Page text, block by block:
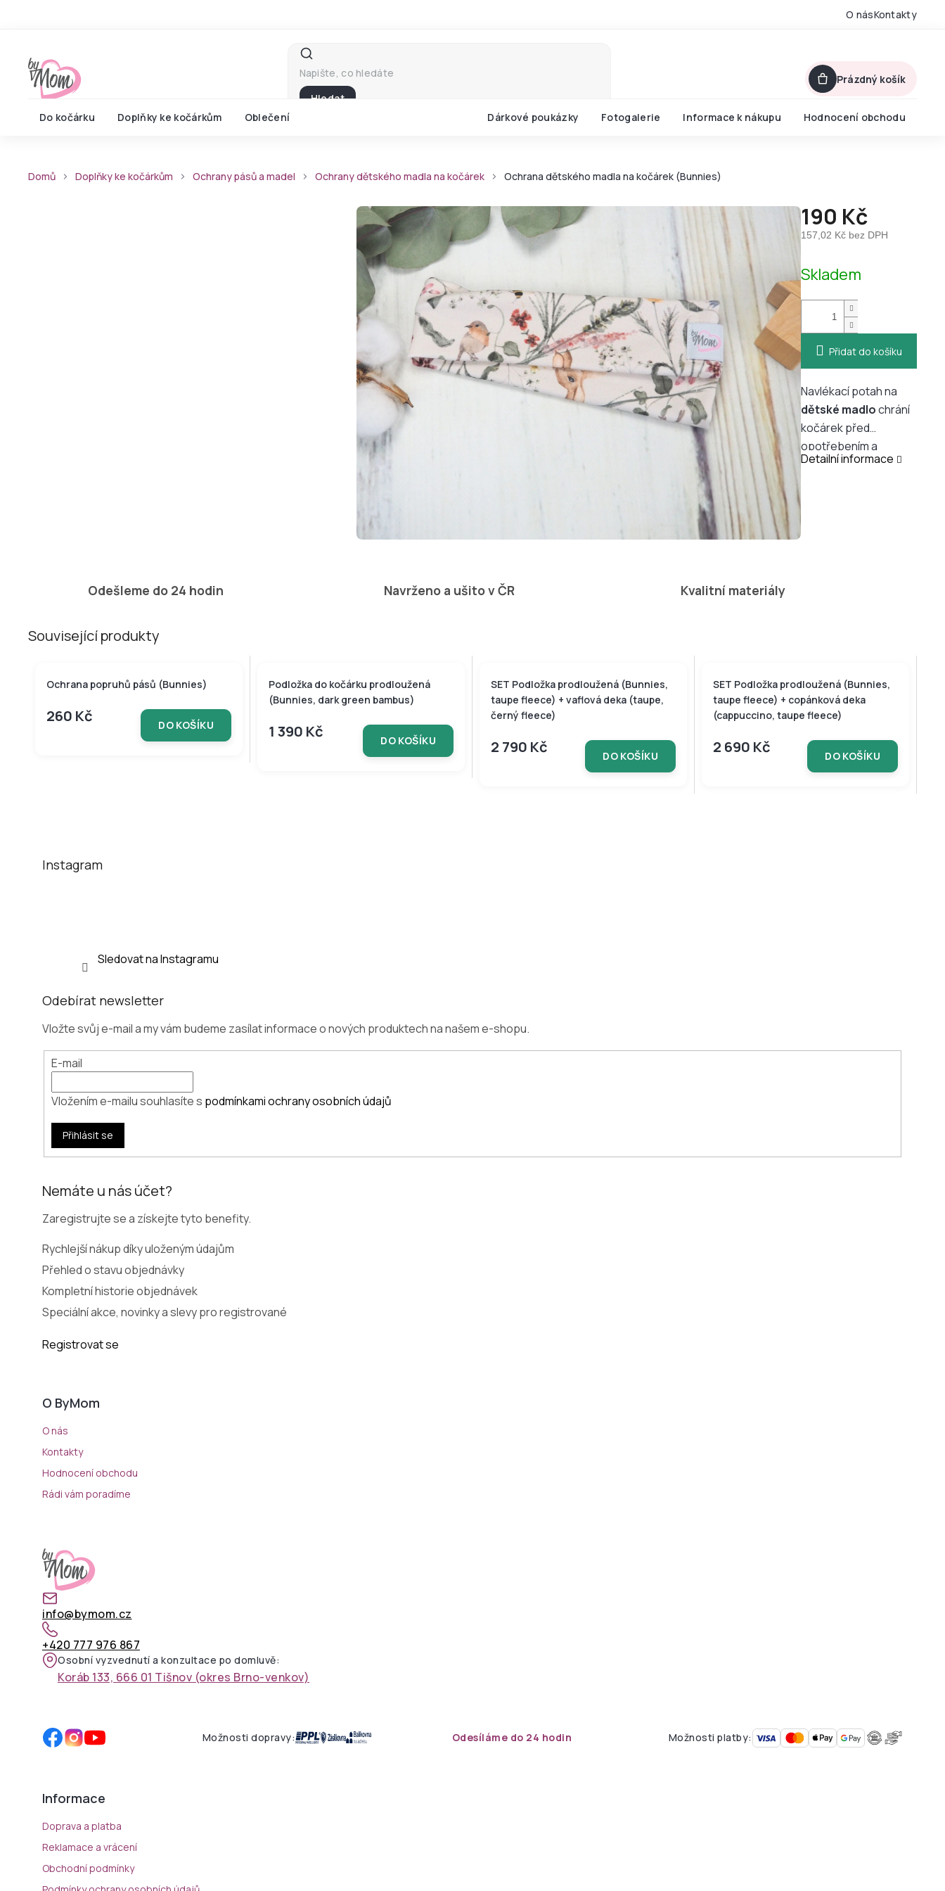
O násKontakty
Hledat
Prázdný košík
Do kočárku Doplňky ke kočárkům Oblečení Dárkové poukázky Fotogalerie Informace k nákupu Hodnocení obchodu
Domů Doplňky ke kočárkům Ochrany pásů a madel Ochrany dětského madla na kočárek Ochrana dětského madla na kočárek (Bunnies)
190 Kč
157,02 Kč bez DPH
cena:
Skladem
Přidat do košíku
Navlékací potah na
dětské madlochrání
kočárek před
opotřebením a
snadno ho sladíte s
Detailní informace
Odešleme do 24 hodin Navrženo a ušito v ČR Kvalitní materiály
Související produkty
Ochrana popruhů pásů (Bunnies)
260 Kč DO KOŠÍKU
BAMBUSOVÁ KOLEKCE
Podložka do kočárku prodloužená
(Bunnies, dark green bambus)
1 390 Kč DO KOŠÍKU
SET Podložka prodloužená (Bunnies,
taupe fleece) + vaflová deka (taupe,
černý fleece)
2 790 Kč DO KOŠÍKU
SET Podložka prodloužená (Bunnies,
taupe fleece) + copánková deka
(cappuccino, taupe fleece)
2 690 Kč DO KOŠÍKU
Instagram
Sledovat na Instagramu
Odebírat newsletter
Vložte svůj e-mail a my vám budeme zasílat informace o nových produktech na našem e-shopu.
E-mail
Vložením e-mailu souhlasíte s podmínkami ochrany osobních údajů
Přihlásit se
Nemáte u nás účet?
Zaregistrujte se a získejte tyto benefity.
Rychlejší nákup díky uloženým údajům
Přehled o stavu objednávky
Kompletní historie objednávek
Speciální akce, novinky a slevy pro registrované
Registrovat se
O ByMom
O nás
Kontakty
Hodnocení obchodu
Rádi vám poradíme
info@bymom.cz
+420 777 976 867
Osobní vyzvednutí a konzultace po domluvě:
Koráb 133, 666 01 Tišnov (okres Brno-venkov)
Možnosti dopravy: Odesíláme do 24 hodin Možnosti platby:
Informace
Doprava a platba
Reklamace a vrácení
Obchodní podmínky